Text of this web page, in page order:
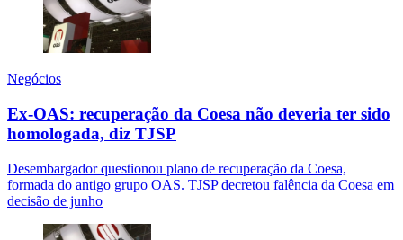
Negócios
Ex-OAS: recuperação da Coesa não deveria ter sido
homologada, diz TJSP
Desembargador questionou plano de recuperação da Coesa,
formada do antigo grupo OAS. TJSP decretou falência da Coesa em
decisão de junho